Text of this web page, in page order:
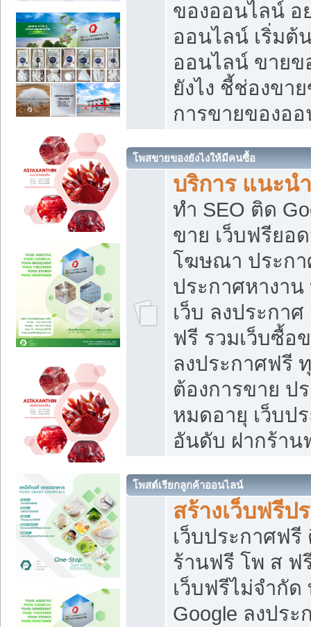
ของออนไลน์ อ
ออนไลน์ เริ่มต้
ออนไลน์ ขายข
ยังไง ชี้ช่องขา
การขายของอ
โพสขายของยังไงให้มีคนซื้อ
บริการ แนะน
ทำ SEO ติด
ขาย เว็บฟรียอ
โฆษณา ประกา
ประกาศหางา
เว็บ ลงประกา
ฟรี รวมเว็บซื้อ
ลงประกาศฟรี
ต้องการขาย ป
หมดอายุ เว็บป
อันดับ ฝากร้าน
โพสต์เรียกลูกค้าออนไลน์
สร้างเว็บฟรีป
เว็บประกาศฟ
ร้านฟรี โพ ส ฟ
เว็บฟรีไม่จำกัด
Google ลงประ